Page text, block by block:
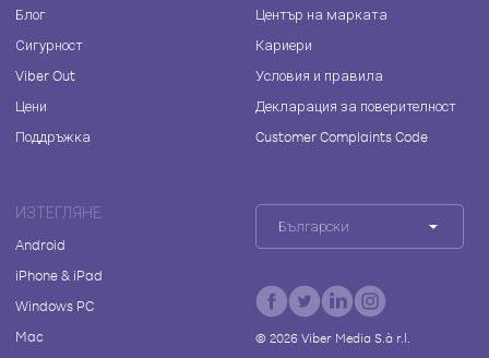
Блог
Сигурност
Viber Out
Цени
Поддръжка
Център на марката
Кариери
Условия и правила
Декларация за поверителност
Customer Complaints Code
ИЗТЕГЛЯНЕ
Android
iPhone & iPad
Windows PC
Mac
Български
© 2026Viber Media S.à r.l.